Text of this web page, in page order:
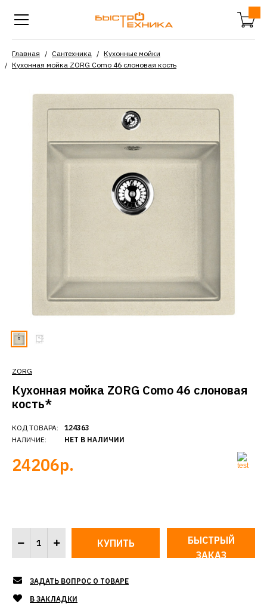
Главная Сантехника
Кухонные мойки
Кухонная мойка ZORG Como 46 слоновая кость
ZORG
Кухонная мойка ZORG Como 46 слоновая
кость*
КОД ТОВАРА:
НАЛИЧИЕ:
124363
НЕТ В НАЛИЧИИ
24206р.
БЫСТРЫЙ
ЗАКАЗ
ЗАДАТЬ ВОПРОС О ТОВАРЕ
В ЗАКЛАДКИ